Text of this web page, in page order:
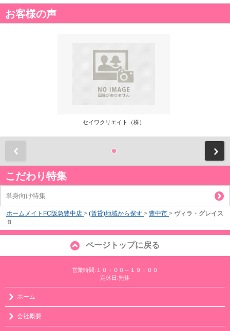
お客様の声
セイワクリエイト（株）
こだわり特集
単身向け特集
ホームメイトFC阪急豊中店 > (賃貸)地域から探す > 豊中市 > ヴィラ・グレイス
Ｂ
ページトップに戻る
営業時間:１０：００～１９：００
定休日:無休
ホーム
会社概要